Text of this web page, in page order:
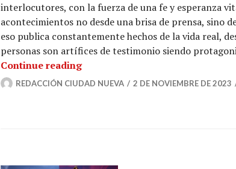
interlocutores, con la fuerza de una fe y esperanza
acontecimientos no desde una brisa de prensa, sino
eso publica constantemente hechos de la vida real,
personas son artífices de testimonio siendo
Continue readingProcesos que transforman
REDACCIÓN CIUDAD NUEVA 2 DE NOVIEMBRE DE 2023